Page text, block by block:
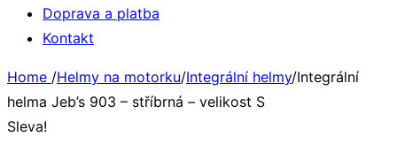
Doprava a platba
Kontakt
Home /Helmy na motorku/Integrální helmy/Integrální
helma Jeb’s 903 – stříbrná – velikost S
Sleva!